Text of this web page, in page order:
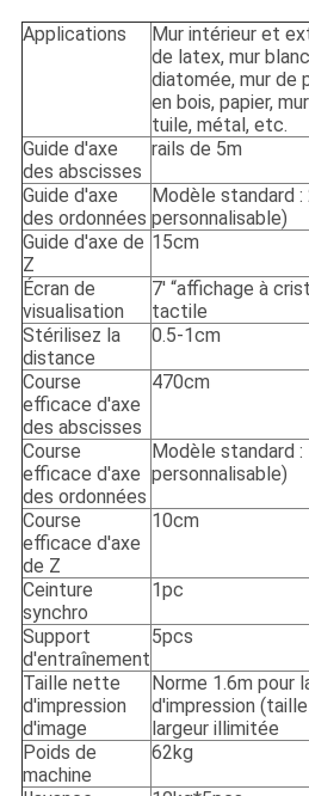
Applications
Mur intérieur et
de latex, mur
diatomée, mur de
en bois, papier,
tuile, métal, etc.
Guide d'axe
des abscisses
rails de 5m
Guide d'axe
des ordonnées
Modèle standard
personnalisable)
Guide d'axe de
Z
15cm
Écran de
visualisation
7' “affichage à
tactile
Stérilisez la
distance
0.5-1cm
Course
efficace d'axe
des abscisses
470cm
Course
efficace d'axe
des ordonnées
Modèle standard
personnalisable)
Course
efficace d'axe
de Z
10cm
Ceinture
synchro
1pc
Support
d'entraînement
5pcs
Taille nette
d'impression
d'image
Norme 1.6m pour
d'impression
largeur illimitée
Poids de
machine
62kg